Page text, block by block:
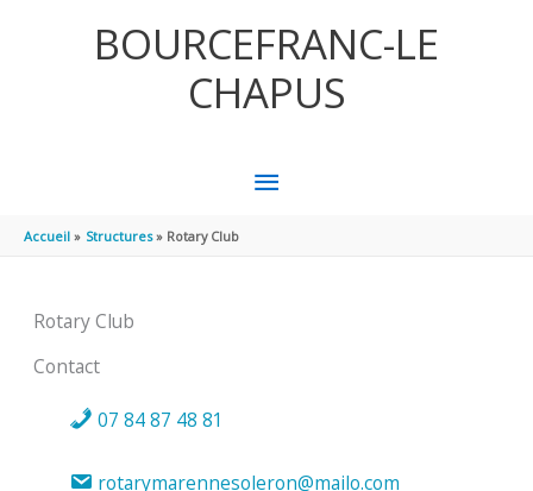
BOURCEFRANC-LE
CHAPUS
MENU
Accueil Structures Rotary Club
Rotary Club
Contact
07 84 87 48 81
rotarymarennesoleron@mailo.com